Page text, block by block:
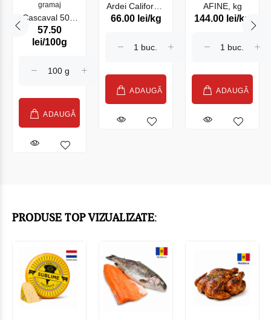
gramaj
Cascaval 50%
Farm Tartufo
(070675)
57.50
lei/100g
ADAUGĂ
Ardei California
mix (Rosu si
66.00 lei/kg
ADAUGĂ
AFINE, kg
144.00 lei/kg
ADAUGĂ
PRODUSE TOP VIZUALIZATE: